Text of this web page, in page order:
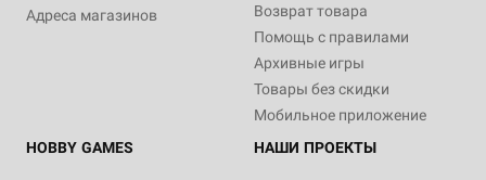
Адреса магазинов
Возврат товара
Помощь с правилами
Архивные игры
Товары без скидки
Мобильное приложение
HOBBY GAMES
НАШИ ПРОЕКТЫ